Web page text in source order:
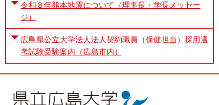
令和８年熊本地震について（理事長・学長メッセー
ジ）
広島県公立大学法人法人契約職員（保健担当）採用選
考試験受験案内（広島市内）